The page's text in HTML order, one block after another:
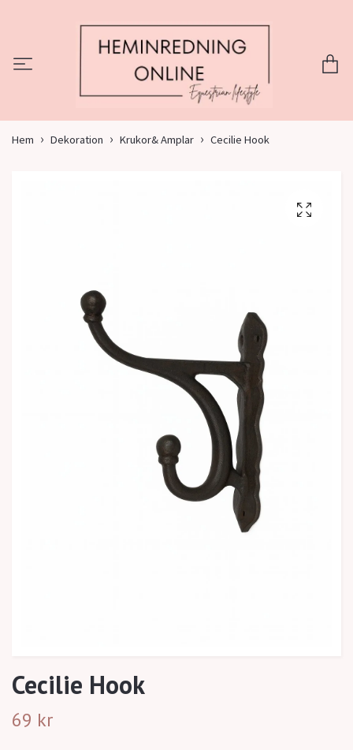
Hem Dekoration Krukor& Amplar Cecilie Hook
Cecilie Hook
69 kr